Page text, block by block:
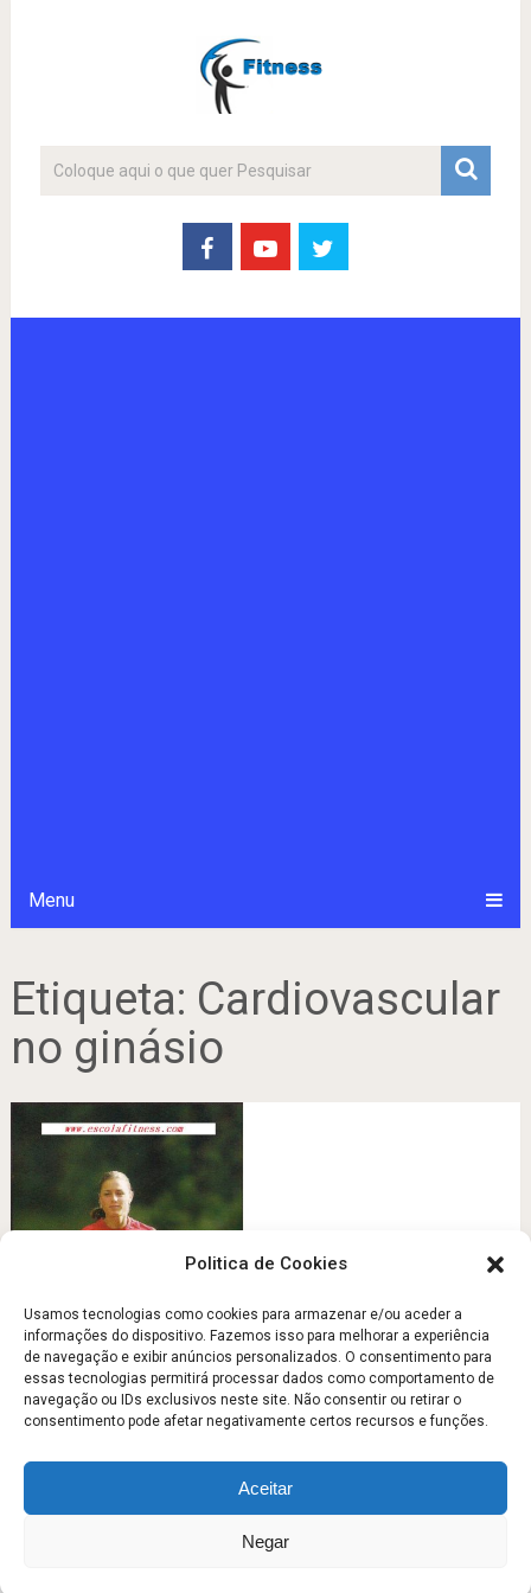
Politica de Cookies
Usamos tecnologias como cookies para armazenar e/ou aceder a
informações do dispositivo. Fazemos isso para melhorar a experiência
de navegação e exibir anúncios personalizados. O consentimento para
essas tecnologias permitirá processar dados como comportamento de
navegação ou IDs exclusivos neste site. Não consentir ou retirar o
consentimento pode afetar negativamente certos recursos e funções.
Aceitar
Negar
Menu
Etiqueta: Cardiovascular
no ginásio
Desportista ou corredora?
Junho 30, 2012
Escola FitnessCopyright © 2026.